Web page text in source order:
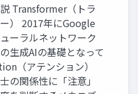
Transformer（トラ
） 2017年にGoogle
ーラルネットワーク
生成AIの基礎となって
（アテンション）
の関係性に「注意」